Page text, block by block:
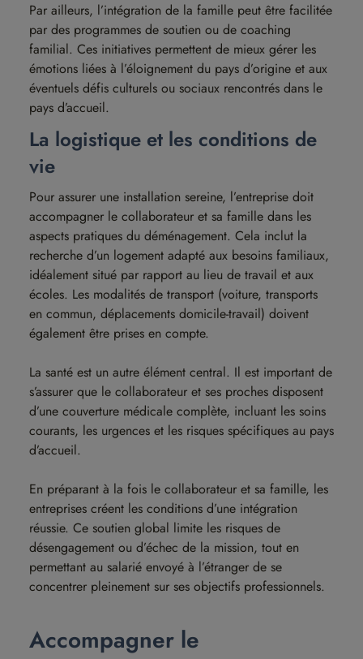
Par ailleurs, l’intégration de la famille peut être facilitée
par des programmes de soutien ou de coaching
familial. Ces initiatives permettent de mieux gérer les
émotions liées à l’éloignement du pays d’origine et aux
éventuels défis culturels ou sociaux rencontrés dans le
pays d’accueil.
La logistique et les conditions de
vie
Pour assurer une installation sereine, l’entreprise doit
accompagner le collaborateur et sa famille dans les
aspects pratiques du déménagement. Cela inclut la
recherche d’un logement adapté aux besoins familiaux,
idéalement situé par rapport au lieu de travail et aux
écoles. Les modalités de transport (voiture, transports
en commun, déplacements domicile-travail) doivent
également être prises en compte.
La santé est un autre élément central. Il est important de
s’assurer que le collaborateur et ses proches disposent
d’une couverture médicale complète, incluant les soins
courants, les urgences et les risques spécifiques au pays
d’accueil.
En préparant à la fois le collaborateur et sa famille, les
entreprises créent les conditions d’une intégration
réussie. Ce soutien global limite les risques de
désengagement ou d’échec de la mission, tout en
permettant au salarié envoyé à l’étranger de se
concentrer pleinement sur ses objectifs professionnels.
Accompagner le